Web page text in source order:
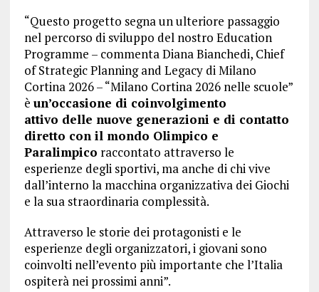
“Questo progetto segna un ulteriore passaggio
nel percorso di sviluppo del nostro Education
Programme – commenta Diana Bianchedi, Chief
of Strategic Planning and Legacy di Milano
Cortina 2026 – “Milano Cortina 2026 nelle scuole”
è un’occasione di coinvolgimento
attivo delle nuove generazioni e di contatto
diretto con il mondo Olimpico e
Paralimpico raccontato attraverso le
esperienze degli sportivi, ma anche di chi vive
dall’interno la macchina organizzativa dei Giochi
e la sua straordinaria complessità.
Attraverso le storie dei protagonisti e le
esperienze degli organizzatori, i giovani sono
coinvolti nell’evento più importante che l’Italia
ospiterà nei prossimi anni”.